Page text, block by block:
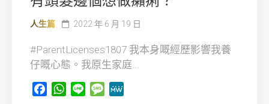
人生篇 2022 年 6 月 19 日
#ParentLicenses1807 我本身嘅經歷影響我養
仔嘅心態。我原生家庭...
FacebookWhatsApp
Line Message